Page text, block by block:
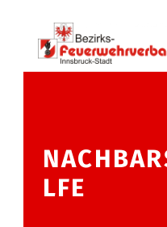
Skip to main navigation
Skip to main content
Skip to footer
BFV
LFE